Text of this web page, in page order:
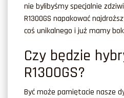
nie bylibyśmy specjalnie
R1300GS napakować
coś unikalnego i już mamy
Czy będzie
R1300GS?
Być może pamiętacie nasze